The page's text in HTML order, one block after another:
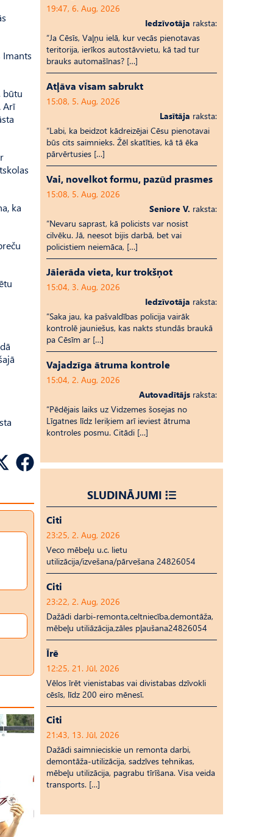
Imants
būtu
Arī
ka
19:47, 6. Aug, 2026
Iedzīvotāja raksta:
“Ja Cēsīs, Vaļņu ielā, kur vecās pienotavas
teritorija, ierīkos autostāvvietu, kā tad tur
brauks automašīnas? […]
Atļāva visam sabrukt
15:08, 5. Aug, 2026
Lasītāja raksta:
“Labi, ka beidzot kādreizējai Cēsu pienotavai
būs cits saimnieks. Žēl skatīties, kā tā ēka
pārvērtusies […]
Vai, novelkot formu, pazūd prasmes
15:08, 5. Aug, 2026
Seniore V. raksta:
“Nevaru saprast, kā policists var nosist
cilvēku. Jā, neesot bijis darbā, bet vai
policistiem neiemāca, […]
Jāierāda vieta, kur trokšņot
15:04, 3. Aug, 2026
Iedzīvotāja raksta:
“Saka jau, ka pašvaldības policija vairāk
kontrolē jauniešus, kas nakts stundās braukā
pa Cēsīm ar […]
Vajadzīga ātruma kontrole
15:04, 2. Aug, 2026
Autovadītājs raksta:
“Pēdējais laiks uz Vid­ze­mes šosejas no
Līgatnes līdz Ieriķiem arī ieviest ātruma
kontroles posmu. Citādi […]
SLUDINĀJUMI
Citi
23:25, 2. Aug, 2026
Veco mēbeļu u.c. lietu
utilizācija/izvešana/pārvešana 24826054
Citi
23:22, 2. Aug, 2026
Dažādi darbi-remonta,celtniecība,demontāža,
mēbeļu utiliāzācija,zāles pļaušana24826054
Īrē
12:25, 21. Jūl, 2026
Vēlos īrēt vienistabas vai divistabas dzīvokli
cēsīs, līdz 200 eiro mēnesī.
Citi
21:43, 13. Jūl, 2026
Dažādi saimnieciskie un remonta darbi,
demontāža-utilizācija, sadzīves tehnikas,
mēbeļu utilizācija, pagrabu tīrīšana. Visa veida
transports. […]